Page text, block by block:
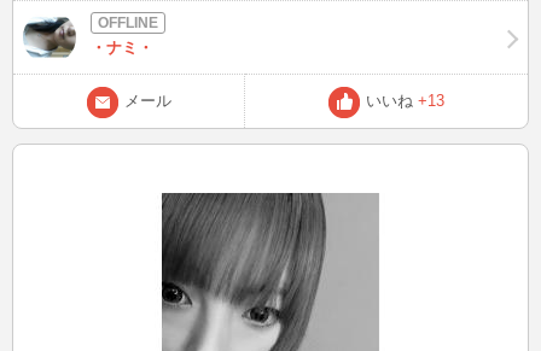
・ナミ・
メール いいね +13